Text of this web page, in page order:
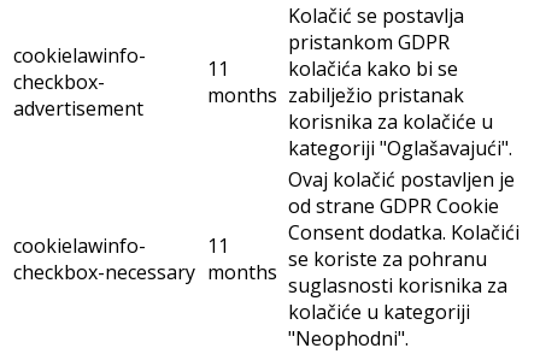
cookielawinfo-
checkbox-
advertisement
11
months
Kolačić se postavlja
pristankom GDPR
kolačića kako bi se
zabilježio pristanak
korisnika za kolačiće u
kategoriji "Oglašavajući".
cookielawinfo-
checkbox-necessary
11
months
Ovaj kolačić postavljen je
od strane GDPR Cookie
Consent dodatka. Kolačići
se koriste za pohranu
suglasnosti korisnika za
kolačiće u kategoriji
"Neophodni".